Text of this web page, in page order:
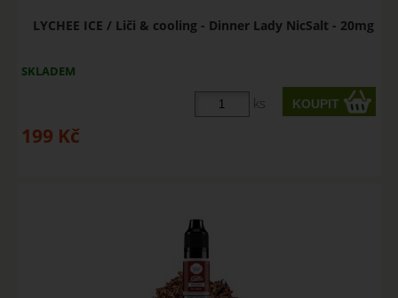
LYCHEE ICE / Liči & cooling - Dinner Lady NicSalt - 20mg
SKLADEM
ks
199 Kč